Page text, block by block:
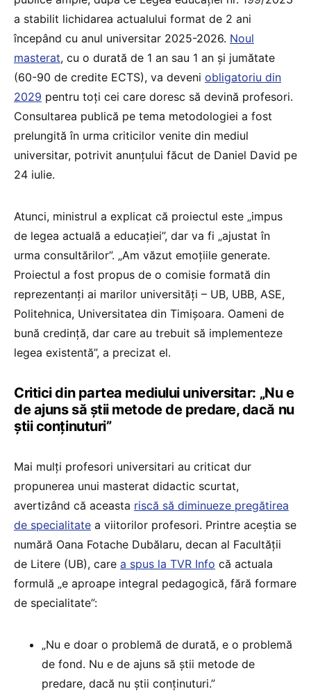
a stabilit lichidarea actualului format de 2 ani
începând cu anul universitar 2025-2026. Noul
masterat, cu o durată de 1 an sau 1 an și jumătate
(60-90 de credite ECTS), va deveni obligatoriu din
2029 pentru toți cei care doresc să devină profesori.
Consultarea publică pe tema metodologiei a fost
prelungită în urma criticilor venite din mediul
universitar, potrivit anunțului făcut de Daniel David pe
24 iulie.
Atunci, ministrul a explicat că proiectul este „impus
de legea actuală a educației”, dar va fi „ajustat în
urma consultărilor”. „Am văzut emoțiile generate.
Proiectul a fost propus de o comisie formată din
reprezentanți ai marilor universități – UB, UBB, ASE,
Politehnica, Universitatea din Timișoara. Oameni de
bună credință, dar care au trebuit să implementeze
legea existentă”, a precizat el.
Critici din partea mediului universitar: „Nu e
de ajuns să știi metode de predare, dacă nu
știi conținuturi”
Mai mulți profesori universitari au criticat dur
propunerea unui masterat didactic scurtat,
avertizând că aceasta riscă să diminueze pregătirea
de specialitate a viitorilor profesori. Printre aceștia se
numără Oana Fotache Dubălaru, decan al Facultății
de Litere (UB), care a spus la TVR Info că actuala
formulă „e aproape integral pedagogică, fără formare
de specialitate”:
„Nu e doar o problemă de durată, e o problemă
de fond. Nu e de ajuns să știi metode de
predare, dacă nu știi conținuturi.”